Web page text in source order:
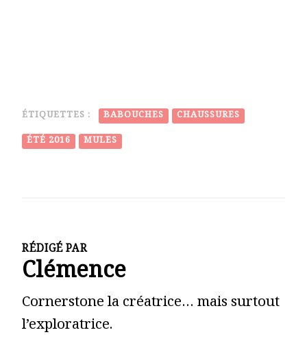
ÉTIQUETTES : BABOUCHES
CHAUSSURES
ÉTÉ 2016
MULES
RÉDIGÉ PAR
Clémence
Cornerstone la créatrice… mais surtout
l’exploratrice.